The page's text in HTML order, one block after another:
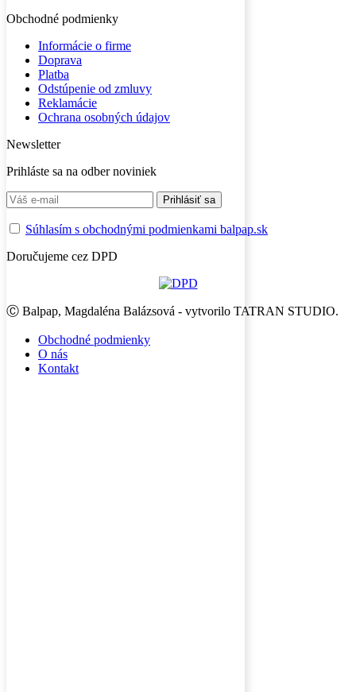
Obchodné podmienky
Informácie o firme
Doprava
Platba
Odstúpenie od zmluvy
Reklamácie
Ochrana osobných údajov
Newsletter
Prihláste sa na odber noviniek
Súhlasím s obchodnými podmienkami balpap.sk
Doručujeme cez DPD
Ⓒ Balpap, Magdaléna Balázsová - vytvorilo TATRAN STUDIO.
Obchodné podmienky
O nás
Kontakt